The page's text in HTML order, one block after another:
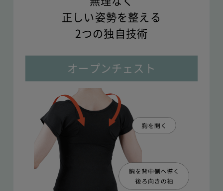
正しい姿勢を整える
2つの独自技術
オープンチェスト